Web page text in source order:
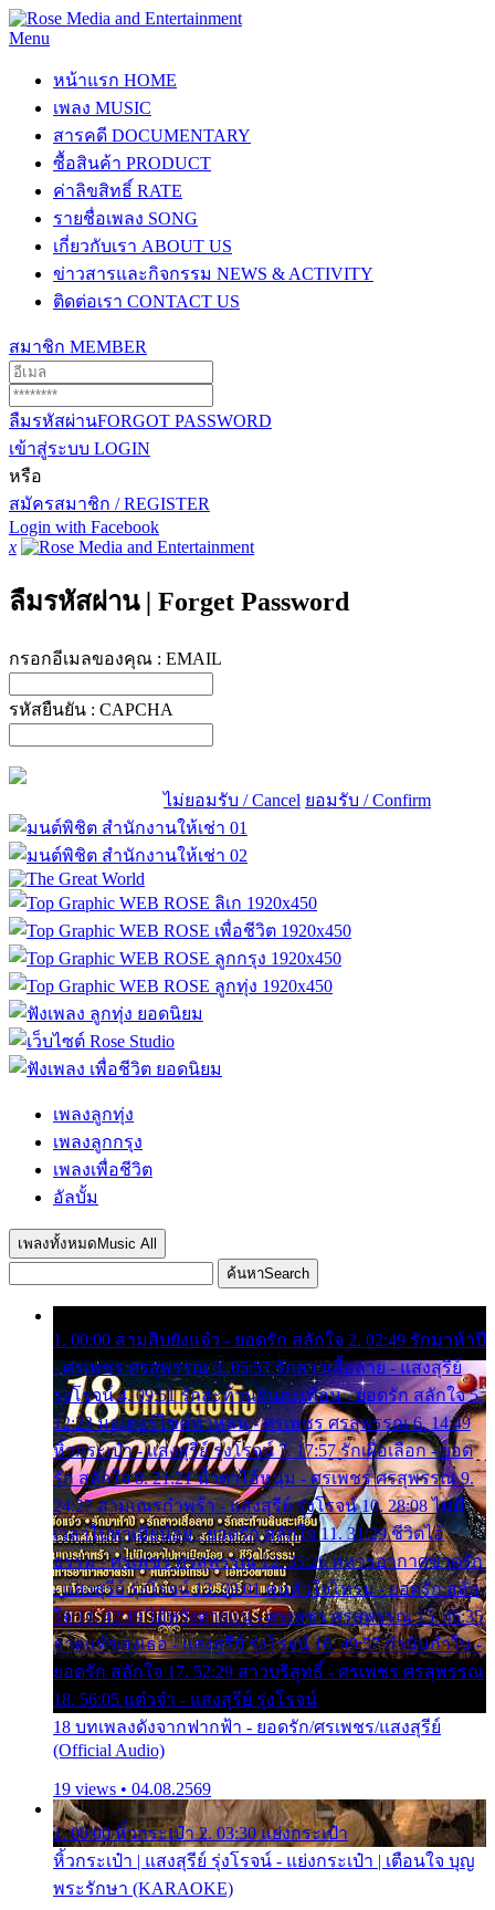
Menu
หน้าแรก HOME
เพลง MUSIC
สารคดี DOCUMENTARY
ซื้อสินค้า PRODUCT
ค่าลิขสิทธิ์ RATE
รายชื่อเพลง SONG
เกี่ยวกับเรา ABOUT US
ข่าวสารและกิจกรรม NEWS & ACTIVITY
ติดต่อเรา CONTACT US
สมาชิก MEMBER
ลืมรหัสผ่านFORGOT PASSWORD
เข้าสู่ระบบ LOGIN
หรือ
สมัครสมาชิก / REGISTER
Login with Facebook
x
ลืมรหัสผ่าน | Forget Password
กรอกอีเมลของคุณ : EMAIL
รหัสยืนยัน : CAPCHA
ไม่ยอมรับ / Cancel ยอมรับ / Confirm
เพลงลูกทุ่ง
เพลงลูกกรุง
เพลงเพื่อชีวิต
อัลบั้ม
เพลงทั้งหมด Music All
ค้นหาSearch
1. 00:00 สามสิบยังแจ๋ว - ยอดรัก สลักใจ 2. 02:49 รักมาห้าปี
- ศรเพชร ศรสุพรรณ 3. 05:57 รักสาวเสื้อลาย - แสงสุรีย์
รุ่งโรจน์ 4. 09:51 รักสะท้านดินสะเทือน - ยอดรัก สลักใจ 5.
12:23 มอเตอร์ไซค์ทำหล่น - ศรเพชร ศรสุพรรณ 6. 14:49
หิ้วกระเป๋า - แสงสุรีย์ รุ่งโรจน์ 7. 17:57 รักเผื่อเลือก - ยอด
รัก สลักใจ 8. 21:21 น้ำตาไอ้หนุ่ม - ศรเพชร ศรสุพรรณ 9.
24:27 สามเณรกำพร้า - แสงสุรีย์ รุ่งโรจน์ 10. 28:08 ไม่มี
เวลาไปหาเมียน้อย - ยอดรัก สลักใจ 11. 31:29 ชีวิตไอ้
ธรรม - ศรเพชร ศรสุพรรณ 12. 35:26 ทหารอากาศขาดรัก
- แสงสุรีย์ รุ่งโรจน์ 13. 39:01 คนหัวใจโทรม - ยอดรัก สลัก
ใจ 14. 42:49 ไอ้หวังตายแน่ - ศรเพชร ศรสุพรรณ 15. 46:35
ธาตุแท้ของเธอ - แสงสุรีย์ รุ่งโรจน์ 16. 49:57 กำนันกำใน -
ยอดรัก สลักใจ 17. 52:29 สาวบริสุทธิ์ - ศรเพชร ศรสุพรรณ
18. 56:05 แต๋วจ๋า - แสงสุรีย์ รุ่งโรจน์
18 บทเพลงดังจากฟากฟ้า - ยอดรัก/ศรเพชร/แสงสุรีย์
(Official Audio)
19 views • 04.08.2569
1. 00:00 หิ้วกระเป๋า 2. 03:30 แย่งกระเป๋า
หิ้วกระเป๋า | แสงสุรีย์ รุ่งโรจน์ - แย่งกระเป๋า | เตือนใจ บุญ
พระรักษา (KARAOKE)